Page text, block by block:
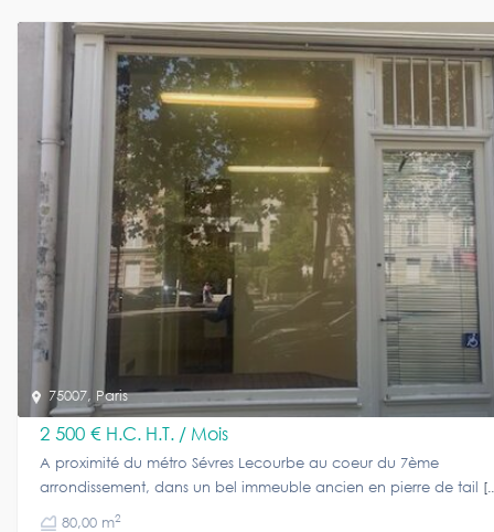
75007, Paris
2 500 € H.C. H.T. / Mois
A proximité du métro Sévres Lecourbe au coeur du 7ème
arrondissement, dans un bel immeuble ancien en pierre de tail
80,00 m2